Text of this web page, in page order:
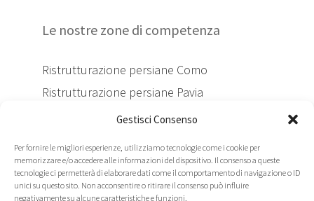
Gestisci Consenso
Per fornire le migliori esperienze, utilizziamo tecnologie come i cookie per
memorizzare e/o accedere alle informazioni del dispositivo. Il consenso a queste
tecnologie ci permetterà di elaborare dati come il comportamento di navigazione o ID
unici su questo sito. Non acconsentire o ritirare il consenso può influire
negativamente su alcune caratteristiche e funzioni.
Le nostre zone di competenza
Ristrutturazione persiane Como
Ristrutturazione persiane Pavia
Ristrutturazione persiane Lecco
Ristrutturazione persiane Sesto San
Giovanni